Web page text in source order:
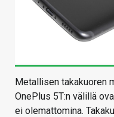
Metallisen takakuoren
OnePlus 5T:n välillä
ei olemattomina.